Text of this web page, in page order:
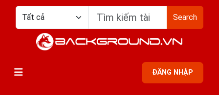
Search
ĐĂNG NHẬP